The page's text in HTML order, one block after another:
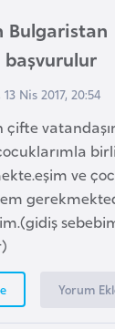
Bulgaristan
başvurulur
Nis 2017, 20:54
çifte
ve
Yorum